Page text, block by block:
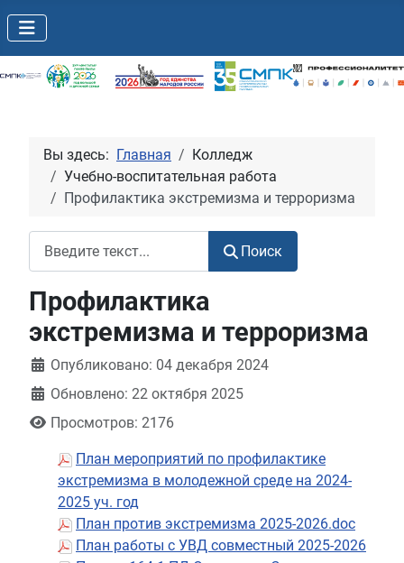
Вы здесь: Главная
Колледж
Учебно-воспитательная работа
Профилактика экстремизма и терроризма
Поиск
Профилактика
экстремизма и терроризма
Информация о материале
Опубликовано: 04 декабря 2024
Обновлено: 22 октября 2025
Просмотров: 2176
План мероприятий по профилактике
экстремизма в молодежной среде на 2024-
2025 уч. год
План против экстремизма 2025-2026.doc
План работы с УВД совместный 2025-2026